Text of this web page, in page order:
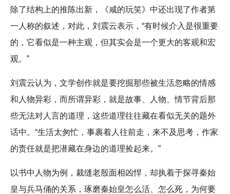
除了结构上的推陈出新，《咸的玩笑》中还出现了作者第
一人称的叙述，对此，刘震云表示，“有时候介入是很重要
的，它看似是一种主观，但其实会是一个更大的客观和宏
观。”
刘震云认为，文学创作就是要挖掘那些被生活忽略的情感
和人物异彩，而所谓异彩，就是故事、人物、情节背后那
些无法对人言的道理，这些道理往往藏在看似无关的题外
话中。“生活太匆忙，事裹着人往前走，来不及思考，作家
的责任就是把潜藏在身边的道理捡起来。”
以书中人物为例，裁缝老殷面相凶悍，却执着于探寻秦始
皇与兵马俑的关系，琢磨秦始皇怎么活、怎么死，为何要